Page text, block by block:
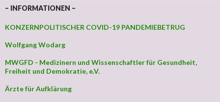
– INFORMATIONEN –
KONZERNPOLITISCHER COVID-19 PANDEMIEBETRUG
Wolfgang Wodarg
MWGFD - Medizinern und Wissenschaftler für Gesundheit,
Freiheit und Demokratie, e.V.
Ärzte für Aufklärung